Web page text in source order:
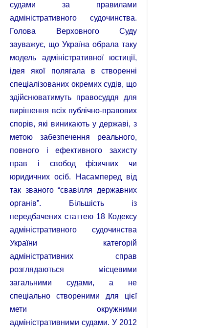
судами за правилами
адміністративного судочинства.
Голова Верховного Суду
зауважує, що Україна обрала таку
модель адміністративної юстиції,
ідея якої полягала в створенні
спеціалізованих окремих судів, що
здійснюватимуть правосуддя для
вирішення всіх публічно-правових
спорів, які виникають у державі, з
метою забезпечення реального,
повного і ефективного захисту
прав і свобод фізичних чи
юридичних осіб. Насамперед від
так званого “свавілля державних
органів”. Більшість із
передбачених статтею 18 Кодексу
адміністративного судочинства
України категорій
адміністративних справ
розглядаються місцевими
загальними судами, а не
спеціально створеними для цієї
мети окружними
адміністративними судами. У 2012